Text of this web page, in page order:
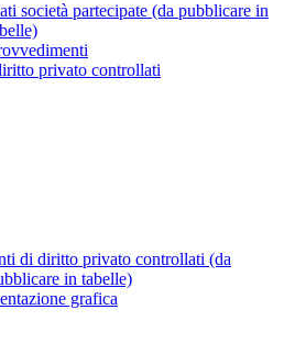
società partecipate (da pubblicare in
privato controllati
di diritto privato controllati (da
in tabelle)
grafica